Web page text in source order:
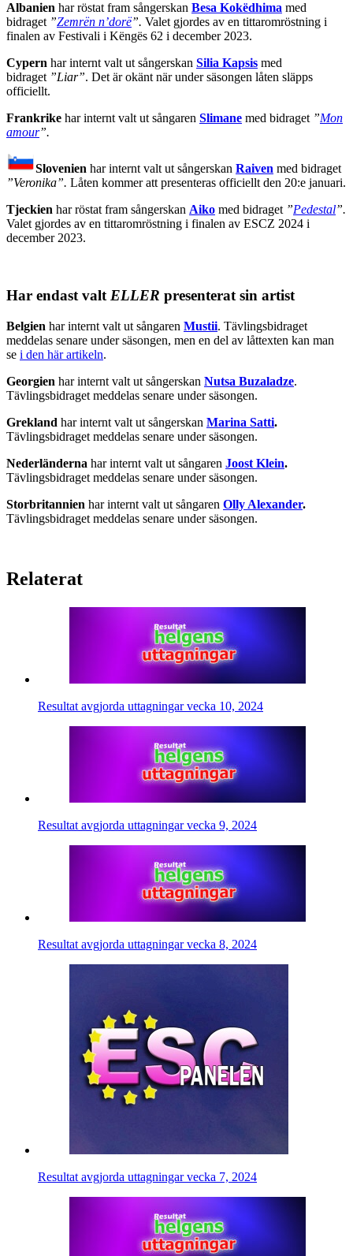
Albanien har röstat fram sångerskan Besa Kokëdhima med
bidraget ”Zemrën n’dorë”. Valet gjordes av en tittaromröstning i
finalen av Festivali i Këngës 62 i december 2023.
Cypern har internt valt ut sångerskan Silia Kapsis med
bidraget ”Liar”. Det är okänt när under säsongen låten släpps
officiellt.
Frankrike har internt valt ut sångaren Slimane med bidraget ”Mon
amour”.
Slovenien har internt valt ut sångerskan Raiven med bidraget
”Veronika”. Låten kommer att presenteras officiellt den 20:e januari.
Tjeckien har röstat fram sångerskan Aiko med bidraget ”Pedestal”.
Valet gjordes av en tittaromröstning i finalen av ESCZ 2024 i
december 2023.
Har endast valt ELLER presenterat sin artist
Belgien har internt valt ut sångaren Mustii. Tävlingsbidraget
meddelas senare under säsongen, men en del av låttexten kan man
se i den här artikeln.
Georgien har internt valt ut sångerskan Nutsa Buzaladze.
Tävlingsbidraget meddelas senare under säsongen.
Grekland har internt valt ut sångerskan Marina Satti.
Tävlingsbidraget meddelas senare under säsongen.
Nederländerna har internt valt ut sångaren Joost Klein.
Tävlingsbidraget meddelas senare under säsongen.
Storbritannien har internt valt ut sångaren Olly Alexander.
Tävlingsbidraget meddelas senare under säsongen.
Relaterat
Resultat avgjorda uttagningar vecka 10, 2024
Resultat avgjorda uttagningar vecka 9, 2024
Resultat avgjorda uttagningar vecka 8, 2024
Resultat avgjorda uttagningar vecka 7, 2024